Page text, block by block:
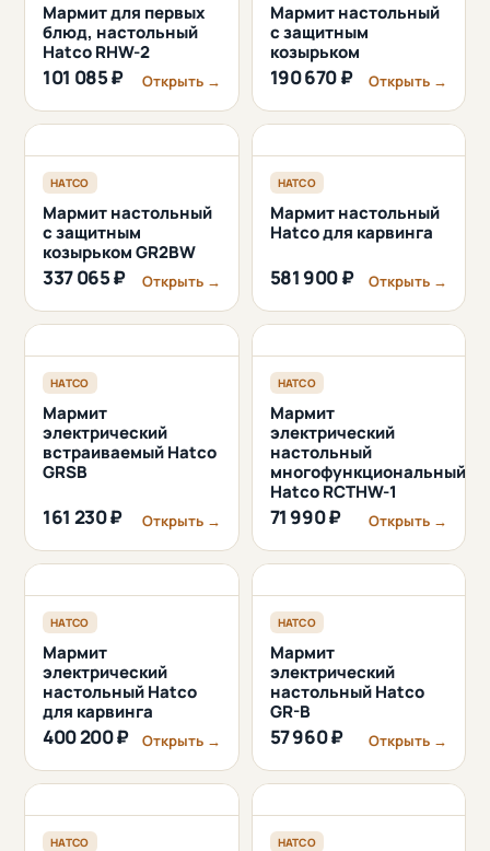
Мармит для первых
блюд, настольный
Hatco RHW-2
101 085 ₽ Открыть →
Мармит настольный
с защитным
козырьком
190 670 ₽ Открыть →
HATCO
Мармит настольный
с защитным
козырьком GR2BW
337 065 ₽ Открыть →
HATCO
Мармит настольный
Hatco для карвинга
581 900 ₽ Открыть →
HATCO
Мармит
электрический
встраиваемый Hatco
GRSB
161 230 ₽ Открыть →
HATCO
Мармит
электрический
настольный
многофункциональный
Hatco RCTHW-1
71 990 ₽ Открыть →
HATCO
Мармит
электрический
настольный Hatco
для карвинга
400 200 ₽ Открыть →
HATCO
Мармит
электрический
настольный Hatco
GR-B
57 960 ₽ Открыть →
HATCO HATCO